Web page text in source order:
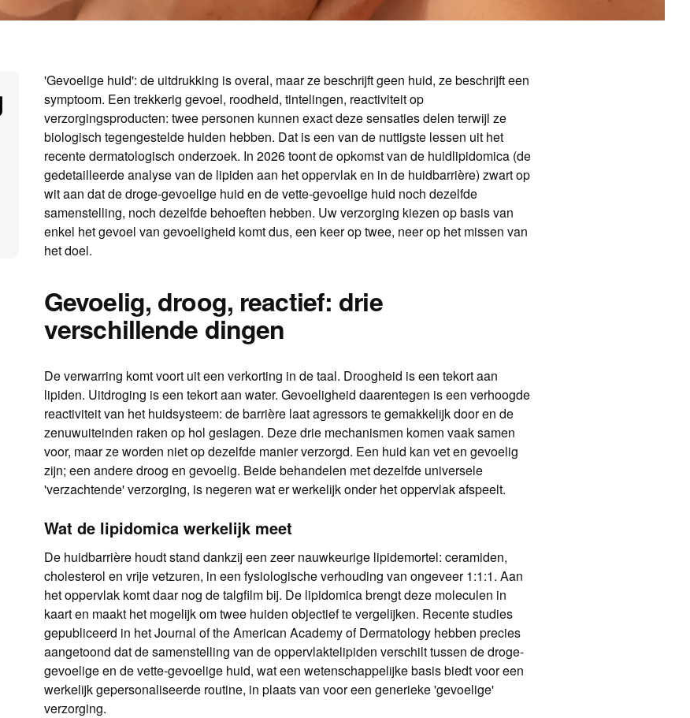
'Gevoelige huid': de uitdrukking is overal, maar ze beschrijft geen huid, ze beschrijft een
symptoom. Een trekkerig gevoel, roodheid, tintelingen, reactiviteit op
verzorgingsproducten: twee personen kunnen exact deze sensaties delen terwijl ze
biologisch tegengestelde huiden hebben. Dat is een van de nuttigste lessen uit het
recente dermatologisch onderzoek. In 2026 toont de opkomst van de huidlipidomica (de
gedetailleerde analyse van de lipiden aan het oppervlak en in de huidbarrière) zwart op
wit aan dat de droge-gevoelige huid en de vette-gevoelige huid noch dezelfde
samenstelling, noch dezelfde behoeften hebben. Uw verzorging kiezen op basis van
enkel het gevoel van gevoeligheid komt dus, een keer op twee, neer op het missen van
het doel.
Gevoelig, droog, reactief: drie
verschillende dingen
De verwarring komt voort uit een verkorting in de taal. Droogheid is een tekort aan
lipiden. Uitdroging is een tekort aan water. Gevoeligheid daarentegen is een verhoogde
reactiviteit van het huidsysteem: de barrière laat agressors te gemakkelijk door en de
zenuwuiteinden raken op hol geslagen. Deze drie mechanismen komen vaak samen
voor, maar ze worden niet op dezelfde manier verzorgd. Een huid kan vet en gevoelig
zijn; een andere droog en gevoelig. Beide behandelen met dezelfde universele
'verzachtende' verzorging, is negeren wat er werkelijk onder het oppervlak afspeelt.
Wat de lipidomica werkelijk meet
De huidbarrière houdt stand dankzij een zeer nauwkeurige lipidemortel: ceramiden,
cholesterol en vrije vetzuren, in een fysiologische verhouding van ongeveer 1:1:1. Aan
het oppervlak komt daar nog de talgfilm bij. De lipidomica brengt deze moleculen in
kaart en maakt het mogelijk om twee huiden objectief te vergelijken. Recente studies
gepubliceerd in het Journal of the American Academy of Dermatology hebben precies
aangetoond dat de samenstelling van de oppervlaktelipiden verschilt tussen de droge-
gevoelige en de vette-gevoelige huid, wat een wetenschappelijke basis biedt voor een
werkelijk gepersonaliseerde routine, in plaats van voor een generieke 'gevoelige'
verzorging.